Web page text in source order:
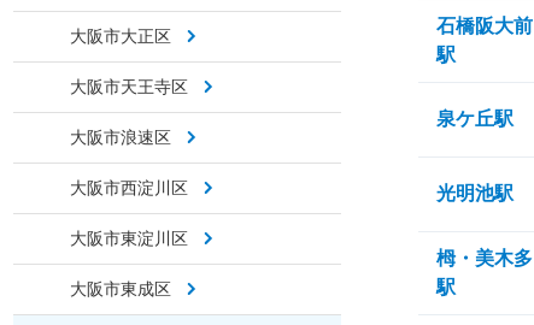
大阪市大正区
大阪市天王寺区
大阪市浪速区
大阪市西淀川区
大阪市東淀川区
大阪市東成区
石橋阪大前
駅
泉ケ丘駅
光明池駅
栂・美木多
駅